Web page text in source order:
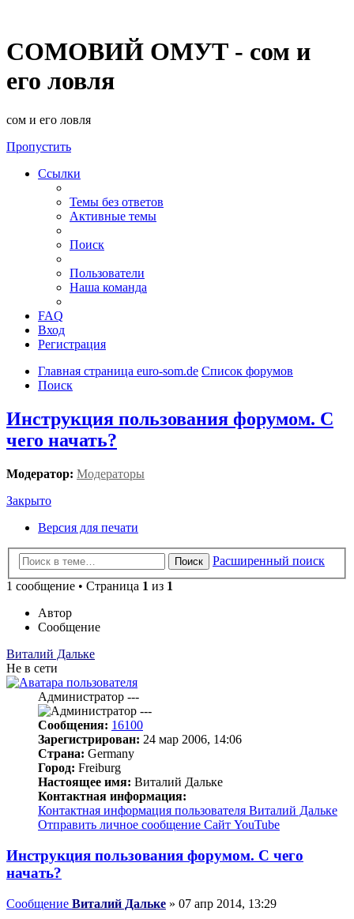
СОМОВИЙ ОМУТ - сом и
его ловля
сом и его ловля
Пропустить
Ссылки
Темы без ответов
Активные темы
Поиск
Пользователи
Наша команда
FAQ
Вход
Регистрация
Главная страница euro-som.de Список форумов
Поиск
Инструкция пользования форумом. С
чего начать?
Модератор: Модераторы
Закрыто
Версия для печати
Поиск
Расширенный поиск
1 сообщение • Страница 1 из 1
Автор
Сообщение
Виталий Дальке
Не в сети
Администратор ---
Сообщения: 16100
Зарегистрирован: 24 мар 2006, 14:06
Страна: Germany
Город: Freiburg
Настоящее имя: Виталий Дальке
Контактная информация:
Контактная информация пользователя Виталий Дальке
Отправить личное сообщение Сайт YouTube
Инструкция пользования форумом. С чего
начать?
Сообщение Виталий Дальке » 07 апр 2014, 13:29